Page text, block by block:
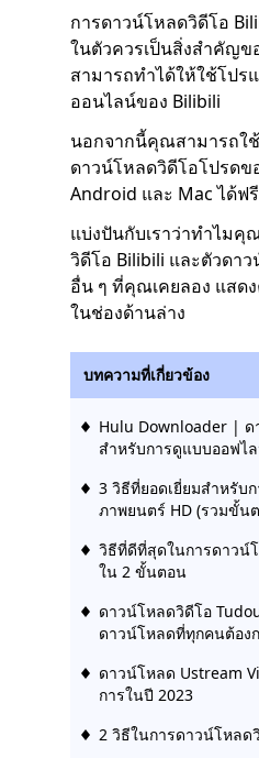
การดาวน์โหลดวิดีโอ
ในตัวควรเป็นสิ่งสำคัญ
สามารถทำได้ให้ใช้โปร
ออนไลน์ของ Bilibili
นอกจากนี้คุณสามารถใช้
ดาวน์โหลดวิดีโอโปรด
Android และ Mac ได้ฟรี
แบ่งปันกับเราว่าทำไม
วิดีโอ Bilibili และตัวดา
อื่น ๆ ที่คุณเคยลอง แสด
ในช่องด้านล่าง
บทความที่เกี่ยวข้อง
Hulu Downloader |
สำหรับการดูแบบออฟไ
3 วิธีที่ยอดเยี่ยมสำหรับ
ภาพยนตร์ HD (รวมขั้น
วิธีที่ดีที่สุดในการดาวน์
ใน 2 ขั้นตอน
ดาวน์โหลดวิดีโอ
ดาวน์โหลดที่ทุกคนต้อง
ดาวน์โหลด Ustream
การในปี 2023
2 วิธีในการดาวน์โหลด